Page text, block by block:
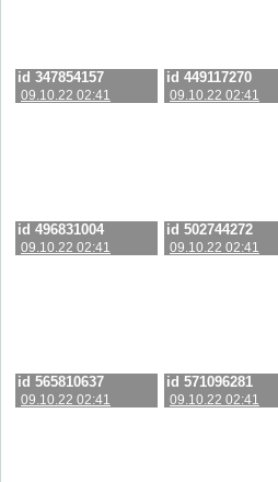
id 347854157
09.10.22 02:41
id 449117270
09.10.22 02:41
id 496831004
09.10.22 02:41
id 502744272
09.10.22 02:41
id 565810637
09.10.22 02:41
id 571096281
09.10.22 02:41